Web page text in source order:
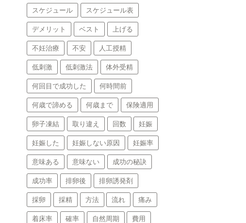
スケジュール スケジュール表
デメリット ベスト 上げる
不妊治療 不安 人工授精
低刺激 低刺激法 体外受精
何回目で成功した 何時間前
何歳で諦める 何歳まで 保険適用
卵子凍結 取り違え 回数 妊娠
妊娠した 妊娠しない原因 妊娠率
意味ある 意味ない 成功の秘訣
成功率 排卵後 排卵誘発剤
採卵 採精 方法 流れ 痛み
着床率 確率 自然周期 費用